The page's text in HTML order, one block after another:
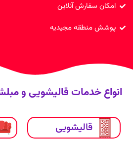
امکان سفارش آنلاین
پوشش منطقه مجیدیه
انواع خدمات قالیشویی و
قالیشویی